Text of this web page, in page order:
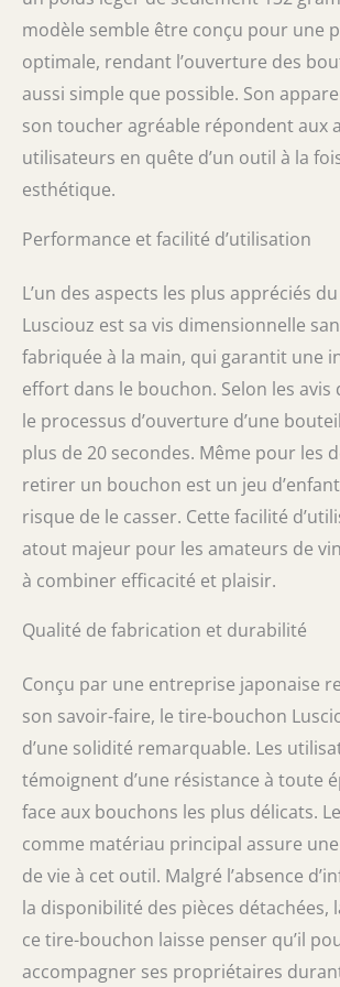
utilisateurs de couteaux de
débutants et des professionnels.
points de contact, vous pouvez
minimum d'effort en divisant le
deux étapes. Il est recommandé
professionnels et est utilisé dans
nombreux restaurants. Fabriqués à
par des artisans, les ouvre-bouteilles
un par un, par des artisans
l'expérience de la précision et de
Nous sommes une entreprise
basée au Japon. Le fondateur,
Fukuoka, ouvre personnellement
font penser : « C'est vraiment
nous engageons à travailler dur
pour contribuer au succès des
japonaises sur le marché japonais
accessoires de vin. Merci pour
modèle semble être conçu pour une
optimale, rendant l’ouverture des
aussi simple que possible. Son
son toucher agréable répondent aux
utilisateurs en quête d’un outil à la
esthétique.
Performance et facilité d’utilisation
L’un des aspects les plus appréciés
Lusciouz est sa vis dimensionnelle
fabriquée à la main, qui garantit une
effort dans le bouchon. Selon les avis
le processus d’ouverture d’une
plus de 20 secondes. Même pour les
retirer un bouchon est un jeu
risque de le casser. Cette facilité
atout majeur pour les amateurs de
à combiner efficacité et plaisir.
Qualité de fabrication et durabilité
Conçu par une entreprise japonaise
son savoir-faire, le tire-bouchon
d’une solidité remarquable. Les
témoignent d’une résistance à toute
face aux bouchons les plus délicats.
comme matériau principal assure
de vie à cet outil. Malgré l’absence
la disponibilité des pièces détachées,
ce tire-bouchon laisse penser qu’il
accompagner ses propriétaires